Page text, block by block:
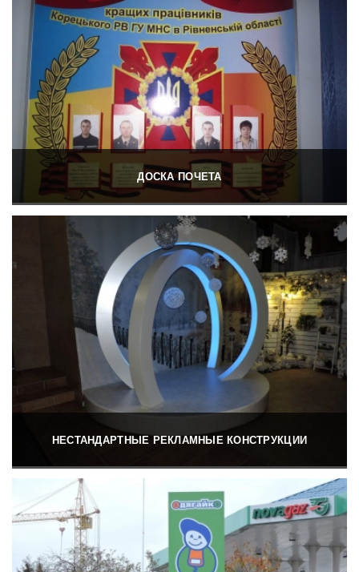
ДОСКА ПОЧЕТА
НЕСТАНДАРТНЫЕ РЕКЛАМНЫЕ КОНСТРУКЦИИ